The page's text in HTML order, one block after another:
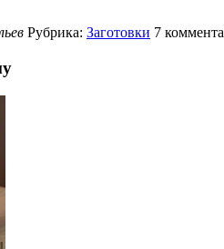
Рубрика: Заготовки 7